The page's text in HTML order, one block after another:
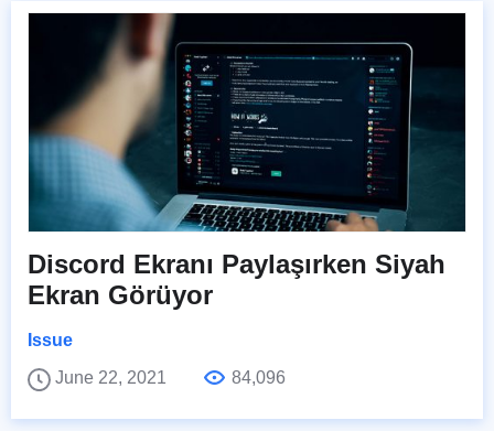
Discord Ekranı Paylaşırken Siyah
Ekran Görüyor
Issue
June 22, 2021
84,096